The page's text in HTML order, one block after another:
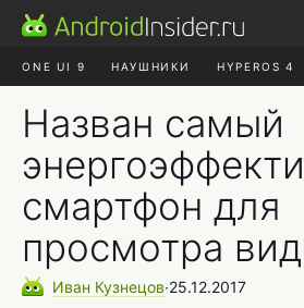
ONE UI 9 НАУШНИКИ HYPEROS 4
Назван самый
смартфон для
просмотра
Иван Кузнецов∙25.12.2017